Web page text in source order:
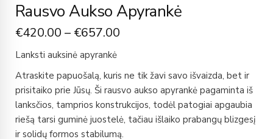
Rausvo Aukso Apyrankė
€420.00 – €657.00
Lanksti auksinė apyrankė
Atraskite papuošalą, kuris ne tik žavi savo išvaizda, bet ir
prisitaiko prie Jūsų. Ši rausvo aukso apyrankė pagaminta iš
lanksčios, tamprios konstrukcijos, todėl patogiai apgaubia
riešą tarsi guminė juostelė, tačiau išlaiko prabangų blizgesį
ir solidų formos stabilumą.